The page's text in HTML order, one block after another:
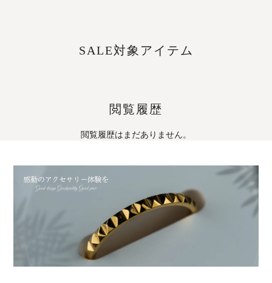
SALE対象アイテム
閲覧履歴
閲覧履歴はまだありません。